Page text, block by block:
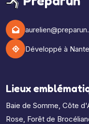
Développé à
Lieux
Baie de Somme, Côte
Rose, Forêt de